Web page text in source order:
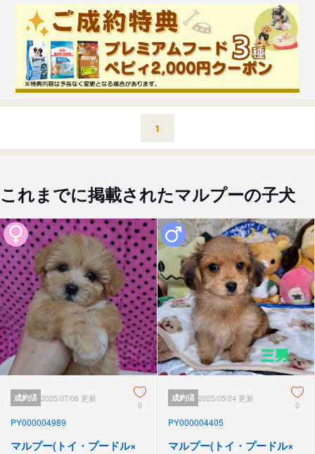
1
これまでに掲載されたマルプーの子犬
成約済 2025/07/06 更新
0
PY000004989
マルプー(トイ・プードル×
成約済 2025/05/24 更新
0
PY000004405
マルプー(トイ・プードル×